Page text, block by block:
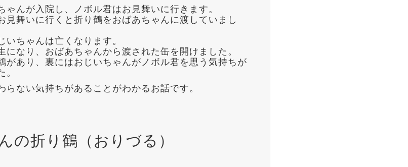
ゃんが入院し、ノボル君はお見舞いに行きます。
見舞いに行くと折り鶴をおばあちゃんに渡していまし
いちゃんは亡くなります。
になり、おばあちゃんから渡された缶を開けました。
があり、裏にはおじいちゃんがノボル君を思う気持ちが
。
らない気持ちがあることがわかるお話です。
の折り鶴（おりづる）